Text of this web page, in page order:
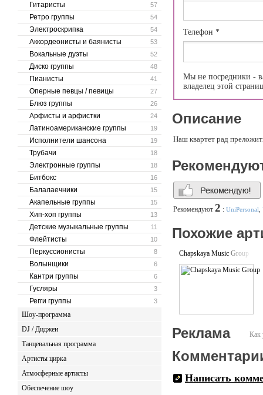
57
Гитаристы
54
Ретро группы
54
Электроскрипка
53
Аккордеонисты и баянисты
52
Вокальные дуэты
48
Диско группы
41
Пианисты
27
Оперные певцы / певицы
26
Блюз группы
24
Арфисты и арфистки
19
Латиноамериканские группы
19
Исполнители шансона
18
Трубачи
18
Электронные группы
16
Битбокс
15
Балалаечники
15
Акапельные группы
13
Хип-хоп группы
11
Детские музыкальные группы
10
Флейтисты
8
Перкуссионисты
6
Волынщики
6
Кантри группы
3
Гусляры
3
Регги группы
Шоу-программа
DJ / Диджеи
Танцевальная программа
Артисты цирка
Атмосферные артисты
Обеспечение шоу
Телефон *
Мы не посредники -
владелец этой
Описание
Наш квартет рад
Рекомендуют 2 : UniPersonal
Похожие
Chapskaya Music Group
Как
Реклама
Написать